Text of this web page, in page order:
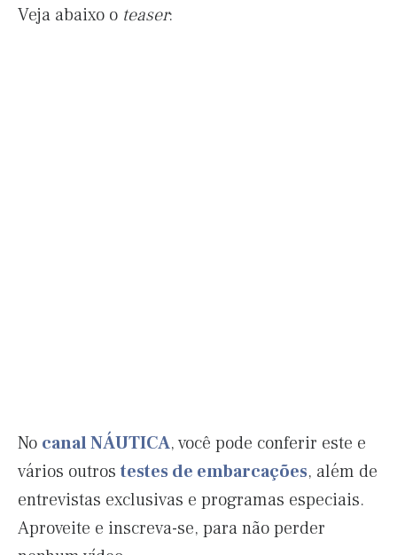
Veja abaixo o teaser:
No canal NÁUTICA, você pode conferir este e
vários outrostestes de embarcações, além de
entrevistas exclusivas e programas especiais.
Aproveite e inscreva-se, para não perder